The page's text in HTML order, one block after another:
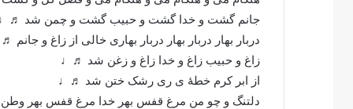
جانم گشت و خدا گشت و حبیب گشت و چمن شد
دربار بهار دربار بهار دربار بهاری خالی از زاغ و جانم
زاغ و حبیب زاغ و خدا زاغ و زغن شد ♬♩
از ابر کرم خطۀ ی ری رشک ختن شد ♬♩
دلتنگ و چو من مرغ قفس بهر خدا مرغ قفس بهر